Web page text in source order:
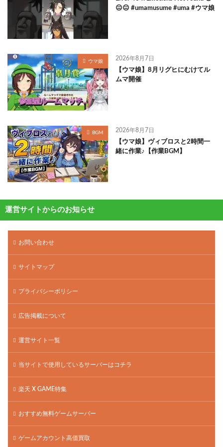
😐😐 #umamusume #uma #ウマ娘
ウマ娘 2026年8月7日
【ウマ娘】8月リグヒにむけてル
ムマ開催
BGM 2026年8月7日
【ウマ娘】ヴィブロスと2時間一
緒に作業♪【作業BGM】
運営サイトからのお知らせ
お問い合わせ
サイトマップ
プライバシーポリシー
広告掲載について
運営サイト一覧
当サイトで使用しているサーバーはコチラ
楽天 X GAME特集
おすすめ無料ゲームサーバー
ゲームアカウント高価買取